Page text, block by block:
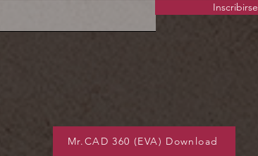
Inscribirse
Mr.CAD 360 (EVA) Download